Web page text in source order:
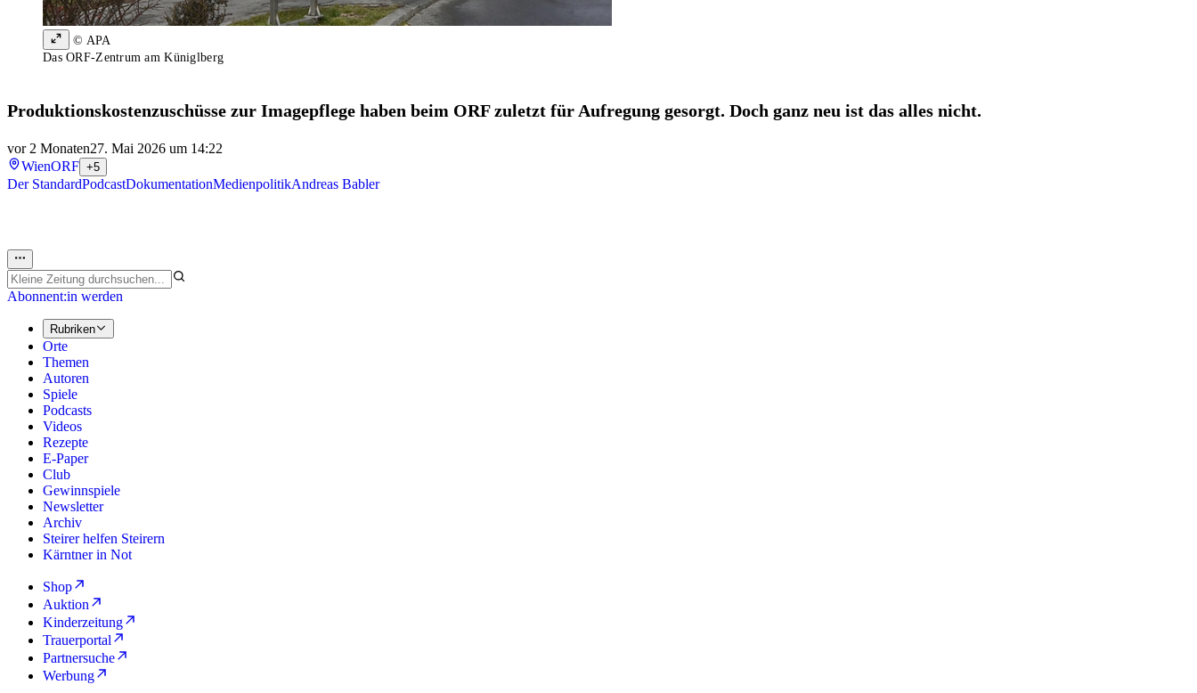
© APA
Das ORF-Zentrum am Küniglberg
Produktionskostenzuschüsse zur Imagepflege haben beim ORF zuletzt für Aufregung gesorgt. Doch ganz neu ist das alles nicht.
vor 2 Monaten27. Mai 2026 um 14:22
WienORF +5
Der StandardPodcastDokumentationMedienpolitikAndreas Babler
Abonnent:in werden
Rubriken
Orte
Themen
Autoren
Spiele
Podcasts
Videos
Rezepte
E-Paper
Club
Gewinnspiele
Newsletter
Archiv
Steirer helfen Steirern
Kärntner in Not
Shop
Auktion
Kinderzeitung
Trauerportal
Partnersuche
Werbung